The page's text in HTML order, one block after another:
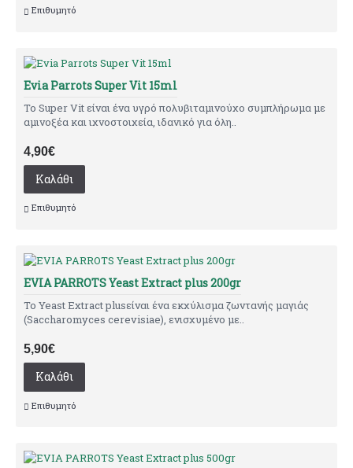
Επιθυμητό
Evia Parrots Super Vit 15ml
Το Super Vit είναι ένα υγρό πολυβιταμινούχο συμπλήρωμα με
αμινοξέα και ιχνοστοιχεία, ιδανικό για όλη..
4,90€
Καλάθι
Επιθυμητό
EVIA PARROTS Yeast Extract plus 200gr
Το Yeast Extract plusείναι ένα εκχύλισμα ζωντανής μαγιάς
(Saccharomyces cerevisiae), ενισχυμένο με..
5,90€
Καλάθι
Επιθυμητό